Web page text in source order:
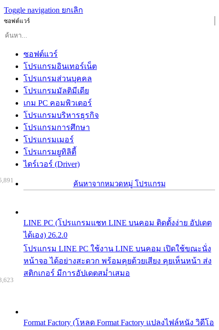
Toggle navigation ยกเลิก
ซอฟต์แวร์
ซอฟต์แวร์
โปรแกรมอินเทอร์เน็ต
โปรแกรมส่วนบุคคล
โปรแกรมมัลติมีเดีย
เกม PC คอมพิวเตอร์
โปรแกรมบริหารธุรกิจ
โปรแกรมการศึกษา
โปรแกรมเมอร์
โปรแกรมยูทิลิตี้
ไดร์เวอร์ (Driver)
ค้นหาจากหมวดหมู่ โปรแกรม
LINE PC (โปรแกรมแชท LINE บนคอม ติดตั้งง่าย อัปเดต
ได้เอง) 26.2.0
โปรแกรม LINE PC ใช้งาน LINE บนคอม เปิดใช้ขณะนั่ง
หน้าจอ ได้อย่างสะดวก พร้อมคุยด้วยเสียง คุยเห็นหน้า ส่ง
สติกเกอร์ มีการอัปเดตสม่ำเสมอ
Format Factory (โหลด Format Factory แปลงไฟล์หนัง วิดีโอ